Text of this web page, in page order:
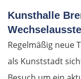
Kunsthalle
Regelmäßig neue
als Kunststadt
Ungarn Nord
Esztergom